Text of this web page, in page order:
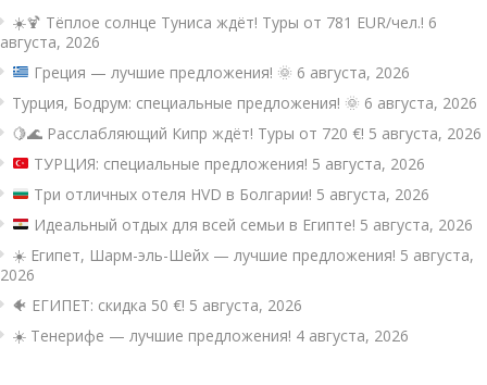
☀️🍹 Тёплое солнце Туниса ждёт! Туры от 781 EUR/чел.! 6
августа, 2026
Греция — лучшие предложения! 🌞 6 августа, 2026
Турция, Бодрум: специальные предложения! 🌞 6 августа, 2026
🍋🌊 Расслабляющий Кипр ждёт! Туры от 720 €! 5 августа, 2026
ТУРЦИЯ: специальные предложения! 5 августа, 2026
Три отличных отеля HVD в Болгарии! 5 августа, 2026
Идеальный отдых для всей семьи в Египте! 5 августа, 2026
☀️ Египет, Шарм-эль-Шейх — лучшие предложения! 5 августа,
2026
🐠 ЕГИПЕТ: скидка 50 €! 5 августа, 2026
☀️ Тенерифе — лучшие предложения! 4 августа, 2026